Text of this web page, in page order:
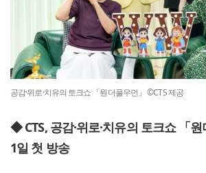
공감·위로·치유의 토크쇼 「원더풀우먼」 ©CTS 제공
◆ CTS, 공감·위로·치유의 토크쇼 「
1일 첫 방송